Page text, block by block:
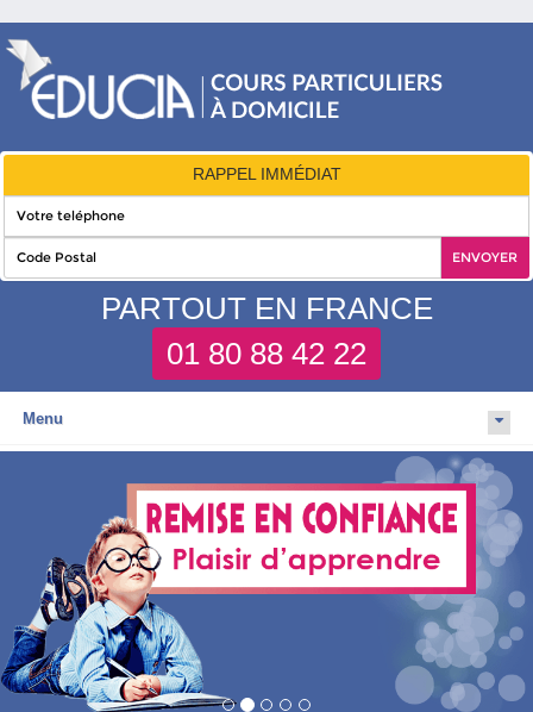
RAPPEL IMMÉDIAT
PARTOUT EN FRANCE
01 80 88 42 22
Menu